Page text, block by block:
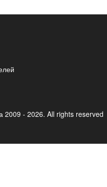
2009 - 2026. All rights reserved